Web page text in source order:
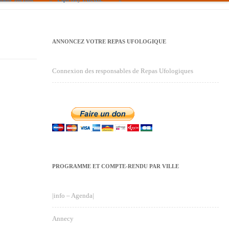
ANNONCEZ VOTRE REPAS UFOLOGIQUE
Connexion des responsables de Repas Ufologiques
PROGRAMME ET COMPTE-RENDU PAR VILLE
|info – Agenda|
Annecy